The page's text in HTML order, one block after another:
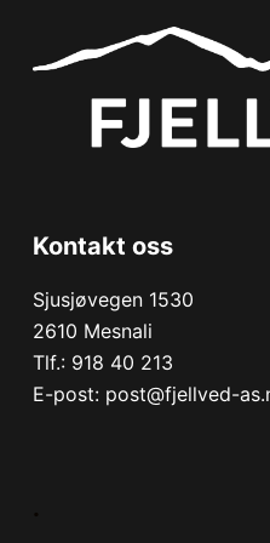
Kontakt oss
Sjusjøvegen 1530
2610 Mesnali
Tlf.: 918 40 213
E-post: post@fjellved-
.